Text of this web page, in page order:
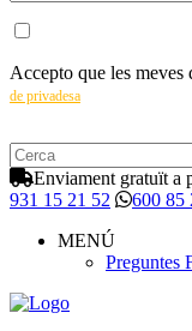
Accepto que les meves
de privadesa
Enviament gratuït a
931 15 21 52
600 85
MENÚ
Preguntes